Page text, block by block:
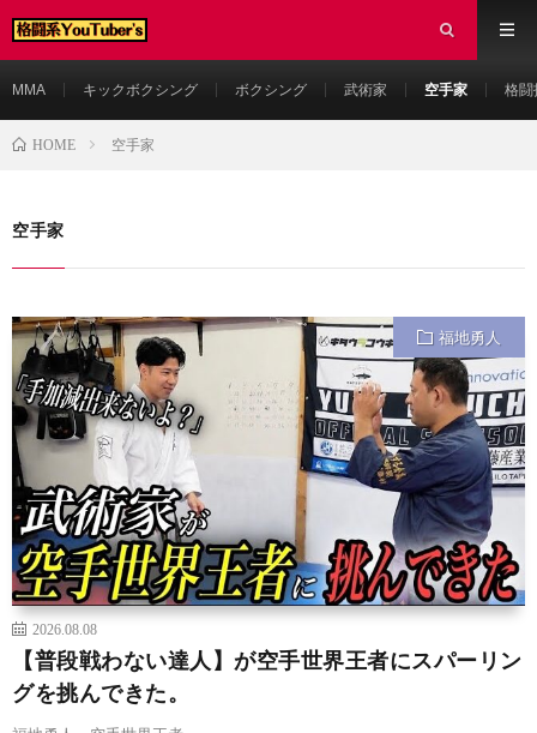
MMA キックボクシング ボクシング 武術家 空手家 格闘
HOME 空手家
空手家
福地勇人
2026.08.08
【普段戦わない達人】が空手世界王者にスパーリン
グを挑んできた。